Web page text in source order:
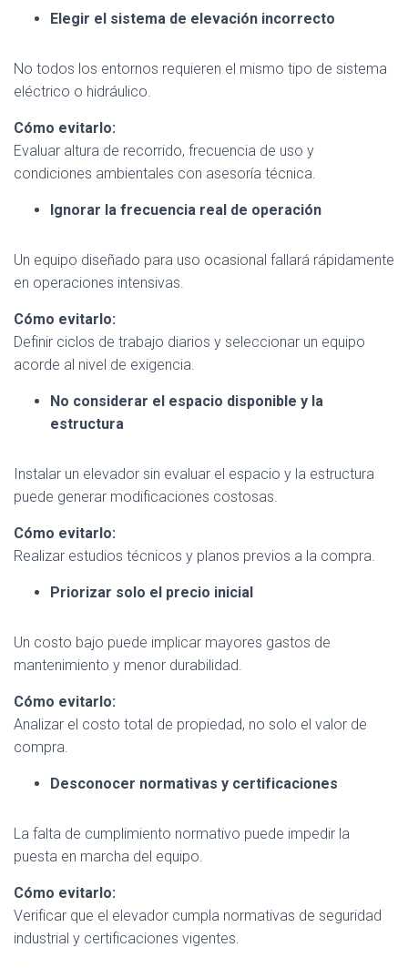
Elegir el sistema de elevación incorrecto
No todos los entornos requieren el mismo tipo de sistema
eléctrico o hidráulico.
Cómo evitarlo:
Evaluar altura de recorrido, frecuencia de uso y
condiciones ambientales con asesoría técnica.
Ignorar la frecuencia real de operación
Un equipo diseñado para uso ocasional fallará rápidamente
en operaciones intensivas.
Cómo evitarlo:
Definir ciclos de trabajo diarios y seleccionar un equipo
acorde al nivel de exigencia.
No considerar el espacio disponible y la
estructura
Instalar un elevador sin evaluar el espacio y la estructura
puede generar modificaciones costosas.
Cómo evitarlo:
Realizar estudios técnicos y planos previos a la compra.
Priorizar solo el precio inicial
Un costo bajo puede implicar mayores gastos de
mantenimiento y menor durabilidad.
Cómo evitarlo:
Analizar el costo total de propiedad, no solo el valor de
compra.
Desconocer normativas y certificaciones
La falta de cumplimiento normativo puede impedir la
puesta en marcha del equipo.
Cómo evitarlo:
Verificar que el elevador cumpla normativas de seguridad
industrial y certificaciones vigentes.